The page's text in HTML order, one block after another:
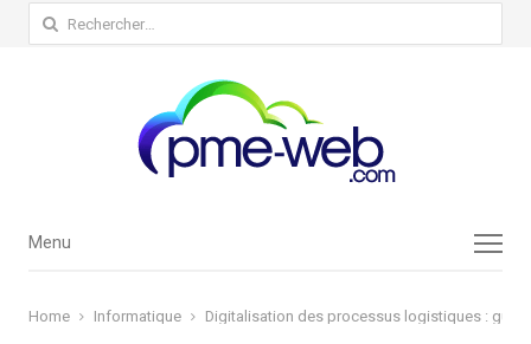
Rechercher :
Menu
Menu
Home Informatique Digitalisation des processus logistiques :